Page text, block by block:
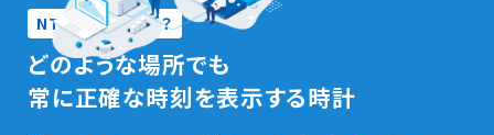
NTPクロックとは？
どのような場所でも
常に正確な時刻を表示する時計